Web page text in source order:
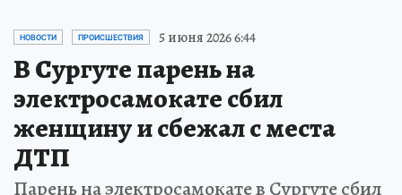
НОВОСТИ ПРОИСШЕСТВИЯ 5 июня 2026 6:44
В Сургуте парень на
электросамокате сбил
женщину и сбежал с места
ДТП
Парень на электросамокате в Сургуте сбил